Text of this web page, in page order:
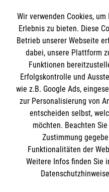
Unsere Kurse
Mitarbeiten
Wir Malteser
Informationen
Kontakt
Pressestelle
Impressum
Datenschutz
Malteser online
Malteserorden
Malteser International
Sharepoint
Spendenkonto
Empfänger: Malteser
IBAN: DE103 7060
Soziale Netzwerke
Wir verwenden Cookies,
Erlebnis zu bieten. Diese
Betrieb unserer Webseite
dabei, unsere Plattform
Funktionen
Erfolgskontrolle und
wie z.B. Google Ads,
zur Personalisierung von
entscheiden selbst,
möchten. Beachten
Zustimmung
Funktionalitäten der
Weitere Infos finden Sie